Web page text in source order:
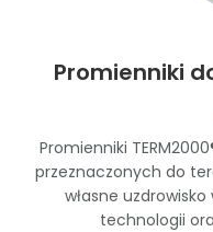
Promienniki
Promienniki
przeznaczonych do
własne
technologii